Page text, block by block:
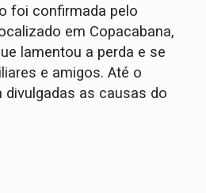
foi confirmada pelo
em Copacabana,
lamentou a perda e se
e amigos. Até o
as causas do